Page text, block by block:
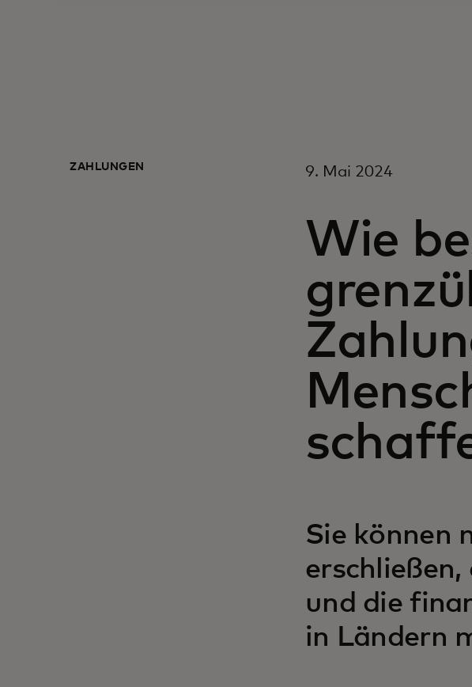
ZAHLUNGEN 9. Mai 2024
Wie
Sie können
und die
in Ländern